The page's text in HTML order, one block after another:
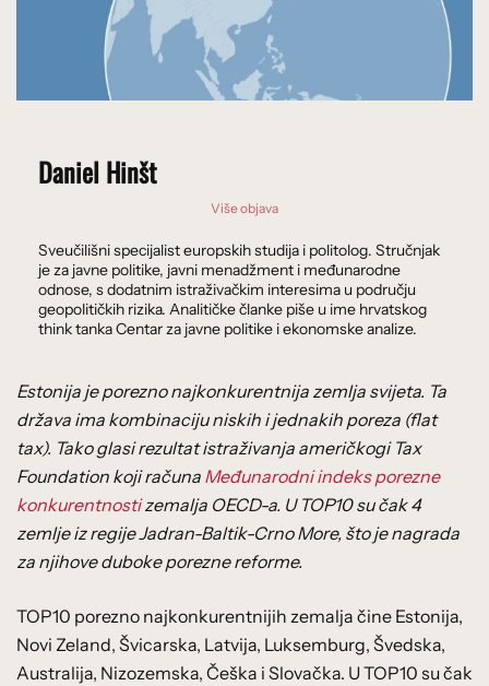
Daniel Hinšt
Više objava
Sveučilišni specijalist europskih studija i politolog. Stručnjak
je za javne politike, javni menadžment i međunarodne
odnose, s dodatnim istraživačkim interesima u području
geopolitičkih rizika. Analitičke članke piše u ime hrvatskog
think tanka Centar za javne politike i ekonomske analize.
Estonija je porezno najkonkurentnija zemlja svijeta. Ta
država ima kombinaciju niskih i jednakih poreza (flat
tax). Tako glasi rezultat istraživanja američkogi Tax
Foundation koji računa Međunarodni indeks porezne
konkurentnostizemalja OECD-a. U TOP10 su čak 4
zemlje iz regije Jadran-Baltik-Crno More, što je nagrada
za njihove duboke porezne reforme.
TOP10 porezno najkonkurentnijih zemalja čine Estonija,
Novi Zeland, Švicarska, Latvija, Luksemburg, Švedska,
Australija, Nizozemska, Češka i Slovačka. U TOP10 su čak